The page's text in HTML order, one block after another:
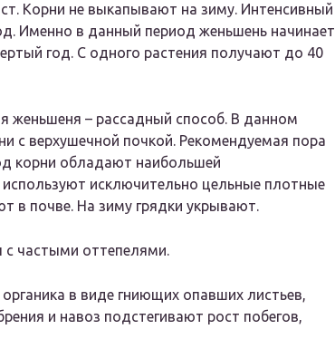
Корни не выкапывают на зиму. Интенсивный
Именно в данный период женьшень начинает
год. С одного растения получают до 40
– рассадный способ. В данном
с верхушечной почкой. Рекомендуемая пора
корни обладают наибольшей
исключительно цельные плотные
в почве. На зиму грядки укрывают.
частыми оттепелями.
в виде гниющих опавших листьев,
и навоз подстегивают рост побегов,